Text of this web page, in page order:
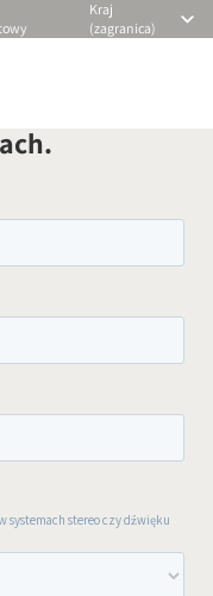
Kraj
(zagranica)
i na
o